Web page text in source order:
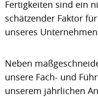
Fertigkeiten sind ein
schätzender Faktor
unseres
Neben
unsere Fach- und
unserem jährlichen